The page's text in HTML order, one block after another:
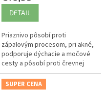
DETAIL
Priaznivo pôsobí proti
zápalovým procesom, pri akné,
podporuje dýchacie a močové
cesty a pôsobí proti črevnej
infekcii.
SUPER CENA